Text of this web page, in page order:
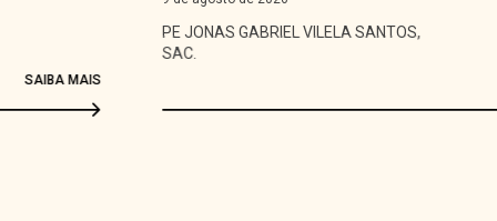
PE JONAS GABRIEL VILELA SANTOS,